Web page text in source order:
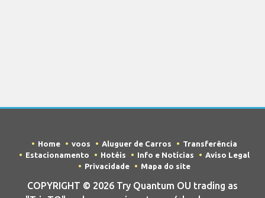
Home voos Aluguer de Carros
Transferência
Estacionamento
Hotéis Info e Notícias
Aviso Legal
Privacidade
Mapa do site
COPYRIGHT © 2026 Try Quantum OU trading as